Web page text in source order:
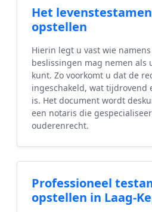
Het
opstellen
Hierin legt u vast wie
beslissingen mag nemen als
kunt. Zo voorkomt u dat de
ingeschakeld, wat tijdrovend
is. Het document wordt
een notaris die
ouderenrecht.
Professioneel
opstellen in Laag-